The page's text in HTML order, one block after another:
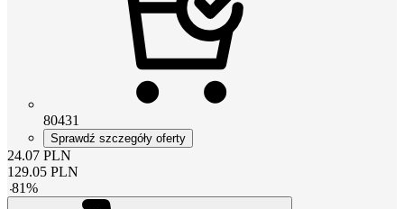
80431
Sprawdź szczegóły oferty
24.07 PLN
129.05 PLN
-81%